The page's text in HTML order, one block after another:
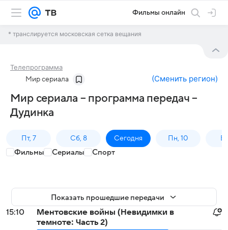
Фильмы онлайн
* транслируется московская сетка вещания
Телепрограмма
Мир сериала (Сменить регион)
Мир сериала – программа передач –
Дудинка
Пт, 7 Сб, 8 Сегодня Пн, 10
Фильмы Сериалы Спорт
Показать прошедшие передачи
15:10
Ментовские войны (Невидимки в
темноте: Часть 2)